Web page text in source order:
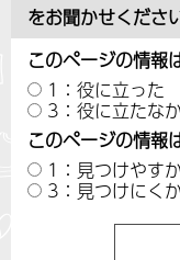
をお聞かせくださ
このページの情報
1：役に立った
3：役に立たな
このページの情報
1：見つけやす
3：見つけにく